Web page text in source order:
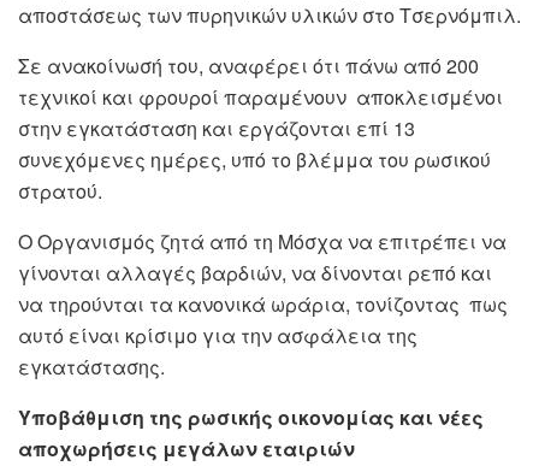
αποστάσεως των πυρηνικών υλικών στο Τσερνόμπιλ.
Σε ανακοίνωσή του, αναφέρει ότι πάνω από 200
τεχνικοί και φρουροί παραμένουν αποκλεισμένοι
στην εγκατάσταση και εργάζονται επί 13
συνεχόμενες ημέρες, υπό το βλέμμα του ρωσικού
στρατού.
Ο Οργανισμός ζητά από τη Μόσχα να επιτρέπει να
γίνονται αλλαγές βαρδιών, να δίνονται ρεπό και
να τηρούνται τα κανονικά ωράρια, τονίζοντας πως
αυτό είναι κρίσιμο για την ασφάλεια της
εγκατάστασης.
Υποβάθμιση της ρωσικής οικονομίας και νέες
αποχωρήσεις μεγάλων εταιριών